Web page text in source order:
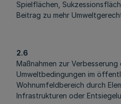
Spielflächen,
Beitrag zu mehr
2.6
Maßnahmen zur Verbesserung
Umweltbedingungen im
Wohnumfeldbereich durch
Infrastrukturen oder